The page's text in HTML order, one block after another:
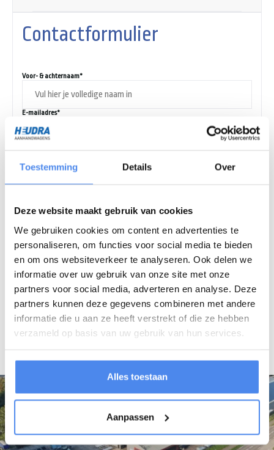
Toestemming Details Over
Deze website maakt gebruik van cookies
We gebruiken cookies om content en advertenties te
personaliseren, om functies voor social media te bieden
en om ons websiteverkeer te analyseren. Ook delen we
informatie over uw gebruik van onze site met onze
partners voor social media, adverteren en analyse. Deze
partners kunnen deze gegevens combineren met andere
informatie die u aan ze heeft verstrekt of die ze hebben
verzameld op basis van uw gebruik van hun services.
Alles toestaan
Aanpassen
Contactformulier
Voor- & achternaam*
E-mailadres*
Onderwerp
Bericht versturen